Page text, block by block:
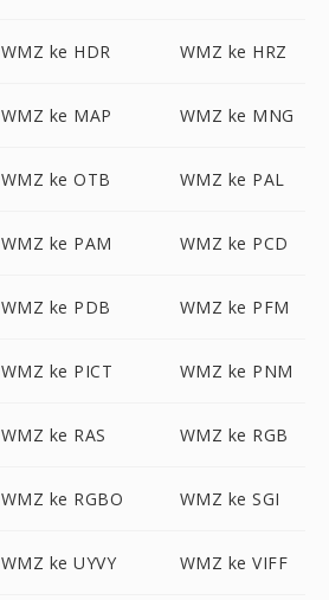
WMZ ke HDR WMZ ke HRZ
WMZ ke MAP WMZ ke MNG
WMZ ke OTB WMZ ke PAL
WMZ ke PAM WMZ ke PCD
WMZ ke PDB WMZ ke PFM
WMZ ke PICT WMZ ke PNM
WMZ ke RAS WMZ ke RGB
WMZ ke RGBO WMZ ke SGI
WMZ ke UYVY WMZ ke VIFF